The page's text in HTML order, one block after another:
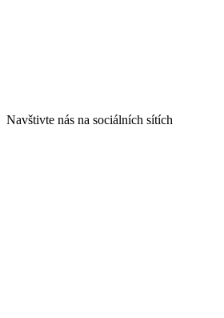
Navštivte nás na sociálních sítích